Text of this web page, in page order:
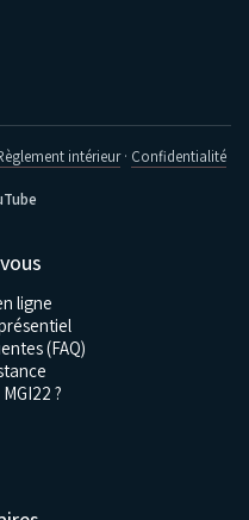
intérieur· Confidentialité
ligne
(FAQ)
?